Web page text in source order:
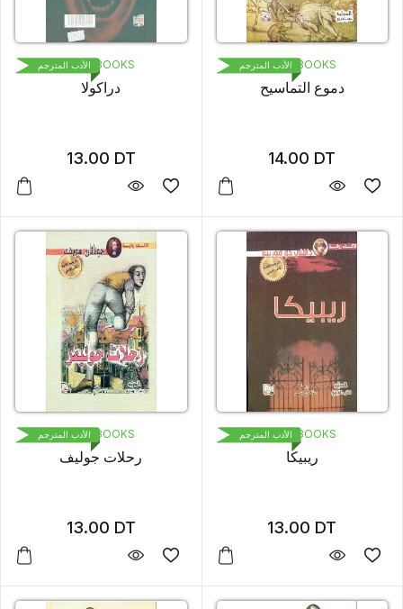
1000 BOOKS
دراكولا
13.00 DT
الأدب المترجم 1000 BOOKS
دموع التماسيح
14.00 DT
الأدب المترجم
1000 BOOKS
رحلات جوليف
13.00 DT
الأدب المترجم 1000 BOOKS
ريبيكا
13.00 DT
الأدب المترجم